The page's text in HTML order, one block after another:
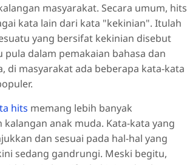
masyarakat. Secara umum, hits
kata lain dari kata "kekinian". Itulah
yang bersifat kekinian disebut
pula dalam pemakaian bahasa dan
di masyarakat ada beberapa kata-kata
hits memang lebih banyak
anak muda. Kata-kata yang
dan sesuai pada hal-hal yang
sedang gandrungi. Meski begitu,